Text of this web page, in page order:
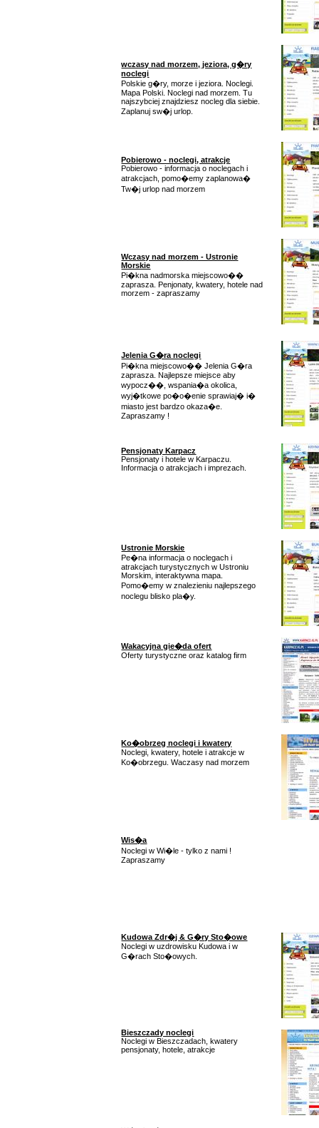
wczasy nad morzem, jeziora, g�ry
noclegi
Polskie g�ry, morze i jeziora. Noclegi.
Mapa Polski. Noclegi nad morzem. Tu
najszybciej znajdziesz nocleg dla siebie.
Zaplanuj sw�j urlop.
Pobierowo - noclegi, atrakcje
Pobierowo - informacja o noclegach i
atrakcjach, pomo�emy zaplanowa�
Tw�j urlop nad morzem
Wczasy nad morzem - Ustronie
Morskie
Pi�kna nadmorska miejscowo��
zaprasza. Penjonaty, kwatery, hotele nad
morzem - zapraszamy
Jelenia G�ra noclegi
Pi�kna miejscowo�� Jelenia G�ra
zaprasza. Najlepsze miejsce aby
wypocz��, wspania�a okolica,
wyj�tkowe po�o�enie sprawiaj� i�
miasto jest bardzo okaza�e.
Zapraszamy !
Pensjonaty Karpacz
Pensjonaty i hotele w Karpaczu.
Informacja o atrakcjach i imprezach.
Ustronie Morskie
Pe�na informacja o noclegach i
atrakcjach turystycznych w Ustroniu
Morskim, interaktywna mapa.
Pomo�emy w znalezieniu najlepszego
noclegu blisko pla�y.
Wakacyjna gie�da ofert
Oferty turystyczne oraz katalog firm
Ko�obrzeg noclegi i kwatery
Noclegi, kwatery, hotele i atrakcje w
Ko�obrzegu. Waczasy nad morzem
Wis�a
Noclegi w Wi�le - tylko z nami !
Zapraszamy
Kudowa Zdr�j & G�ry Sto�owe
Noclegi w uzdrowisku Kudowa i w
G�rach Sto�owych.
Bieszczady noclegi
Noclegi w Bieszczadach, kwatery
pensjonaty, hotele, atrakcje